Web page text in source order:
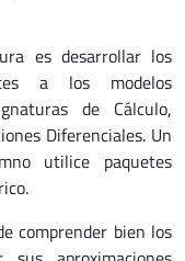
es desarrollar los
a los modelos
de Cálculo,
Diferenciales. Un
utilice paquetes
comprender bien los